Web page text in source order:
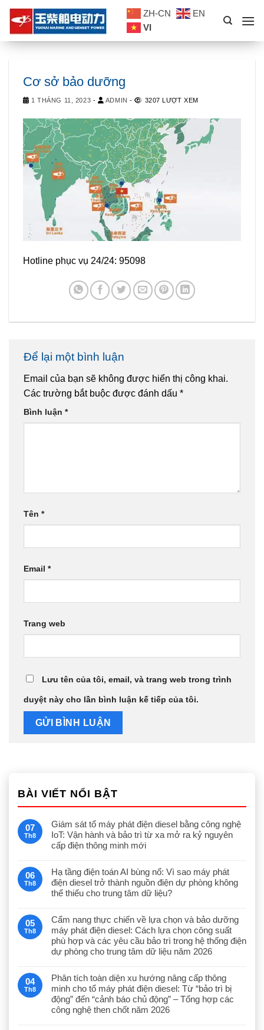
Skip
content
ZH-CN
EN
VI
Cơ sở bảo dưỡng
1 THÁNG 11, 2023 - ADMIN - 3207 LƯỢT XEM
Hotline phục vụ 24/24: 95098
Để lại một bình luận
Email của bạn sẽ không được hiển thị công khai.
Các trường bắt buộc được đánh dấu *
Bình luận *
Tên *
Email *
Trang web
Lưu tên của tôi, email, và trang web trong trình
duyệt này cho lần bình luận kế tiếp của tôi.
BÀI VIẾT NỔI BẬT
07
Th8
Giám sát tổ máy phát điện diesel bằng công nghệ
IoT: Vận hành và bảo trì từ xa mở ra kỷ nguyên
cấp điện thông minh mới
06
Th8
Hạ tầng điện toán AI bùng nổ: Vì sao máy phát
điện diesel trở thành nguồn điện dự phòng không
thể thiếu cho trung tâm dữ liệu?
05
Th8
Cẩm nang thực chiến về lựa chọn và bảo dưỡng
máy phát điện diesel: Cách lựa chọn công suất
phù hợp và các yêu cầu bảo trì trong hệ thống điện
dự phòng cho trung tâm dữ liệu năm 2026
04
Th8
Phân tích toàn diện xu hướng nâng cấp thông
minh cho tổ máy phát điện diesel: Từ “bảo trì bị
động” đến “cảnh báo chủ động” – Tổng hợp các
công nghệ then chốt năm 2026